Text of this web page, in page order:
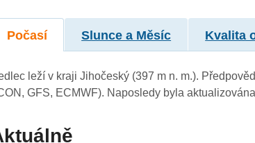
Počasí Slunce a Měsíc Kvalita
leží v kraji Jihočeský (397 m n. m.).
GFS, ECMWF). Naposledy byla